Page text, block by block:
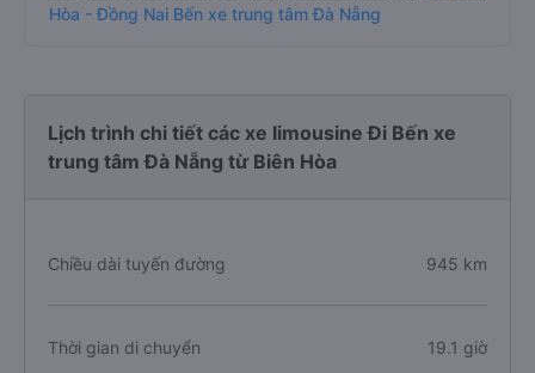
Hòa - Đồng Nai Bến xe trung tâm Đà Nẵng
Lịch trình chi tiết các xe limousine Đi Bến xe
trung tâm Đà Nẵng từ Biên Hòa
Chiều dài tuyến đường 945 km
Thời gian di chuyển 19.1 giờ